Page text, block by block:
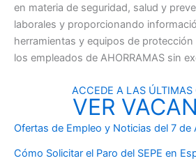
en materia de seguridad, salud y
laborales y proporcionando
herramientas y equipos de
los empleados de AHORRAMAS sin
ACCEDE A LAS ÚLTIMAS
VER
Ofertas de Empleo y Noticias del 7
Cómo Solicitar el Paro del SEPE en